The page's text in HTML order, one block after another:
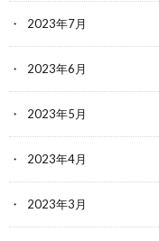
2023年7月
2023年6月
2023年5月
2023年4月
2023年3月